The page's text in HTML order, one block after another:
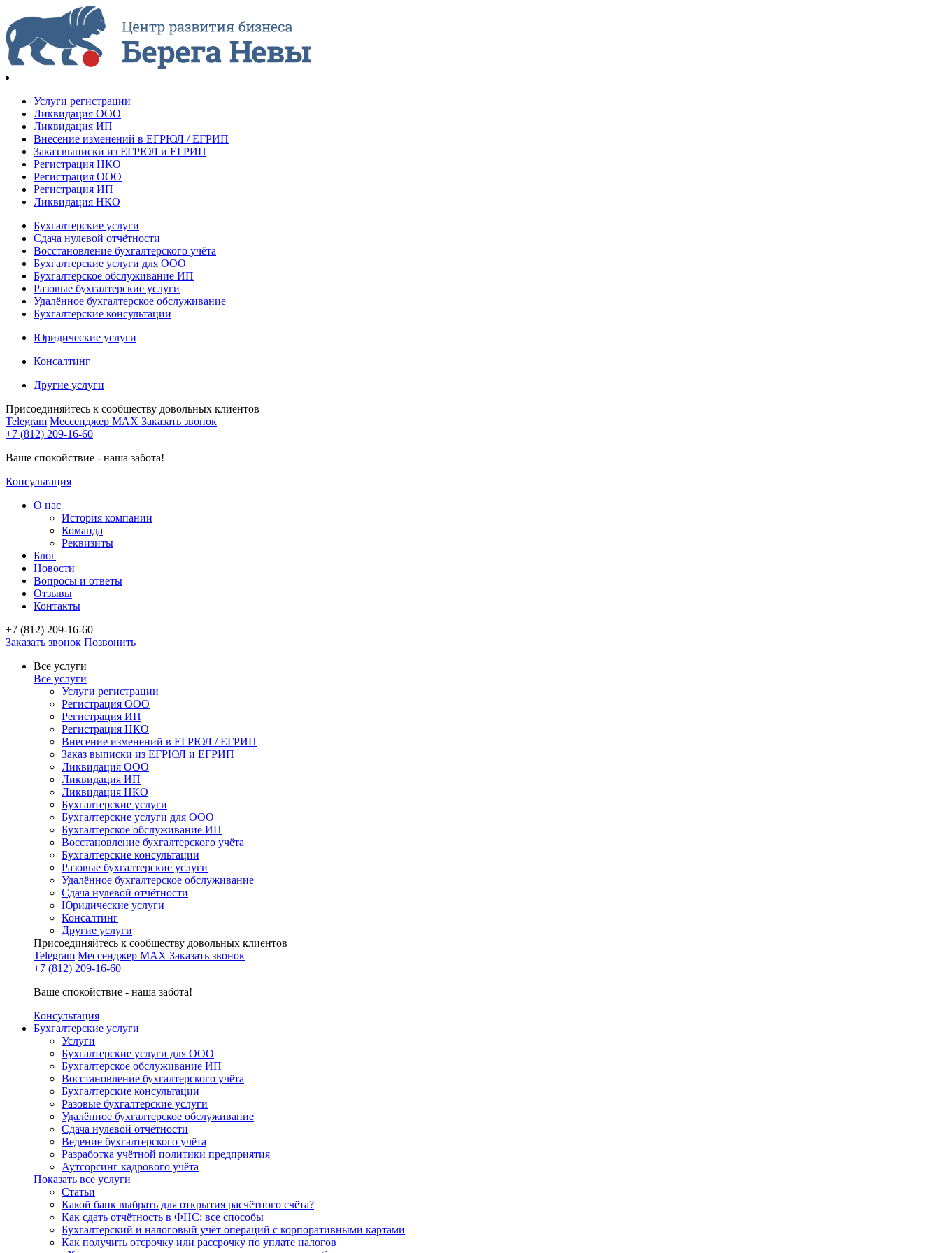
Услуги регистрации
Ликвидация ООО
Ликвидация ИП
Внесение изменений в ЕГРЮЛ / ЕГРИП
Заказ выписки из ЕГРЮЛ и ЕГРИП
Регистрация НКО
Регистрация ООО
Регистрация ИП
Ликвидация НКО
Бухгалтерские услуги
Сдача нулевой отчётности
Восстановление бухгалтерского учёта
Бухгалтерские услуги для ООО
Бухгалтерское обслуживание ИП
Разовые бухгалтерские услуги
Удалённое бухгалтерское обслуживание
Бухгалтерские консультации
Юридические услуги
Консалтинг
Другие услуги
Присоединяйтесь к сообществу довольных клиентов
Telegram Мессенджер MAX Заказать звонок
+7 (812) 209-16-60
Ваше спокойствие - наша забота!
Консультация
О нас
История компании
Команда
Реквизиты
Блог
Новости
Вопросы и ответы
Отзывы
Контакты
+7 (812) 209-16-60
Заказать звонок Позвонить
Все услуги
Все услуги
Услуги регистрации
Регистрация ООО
Регистрация ИП
Регистрация НКО
Внесение изменений в ЕГРЮЛ / ЕГРИП
Заказ выписки из ЕГРЮЛ и ЕГРИП
Ликвидация ООО
Ликвидация ИП
Ликвидация НКО
Бухгалтерские услуги
Бухгалтерские услуги для ООО
Бухгалтерское обслуживание ИП
Восстановление бухгалтерского учёта
Бухгалтерские консультации
Разовые бухгалтерские услуги
Удалённое бухгалтерское обслуживание
Сдача нулевой отчётности
Юридические услуги
Консалтинг
Другие услуги
Присоединяйтесь к сообществу довольных клиентов
Telegram Мессенджер MAX Заказать звонок
+7 (812) 209-16-60
Ваше спокойствие - наша забота!
Консультация
Бухгалтерские услуги
Услуги
Бухгалтерские услуги для ООО
Бухгалтерское обслуживание ИП
Восстановление бухгалтерского учёта
Бухгалтерские консультации
Разовые бухгалтерские услуги
Удалённое бухгалтерское обслуживание
Сдача нулевой отчётности
Ведение бухгалтерского учёта
Разработка учётной политики предприятия
Аутсорсинг кадрового учёта
Показать все услуги
Статьи
Какой банк выбрать для открытия расчётного счёта?
Как сдать отчётность в ФНС: все способы
Бухгалтерский и налоговый учёт операций с корпоративными картами
Как получить отсрочку или рассрочку по уплате налогов